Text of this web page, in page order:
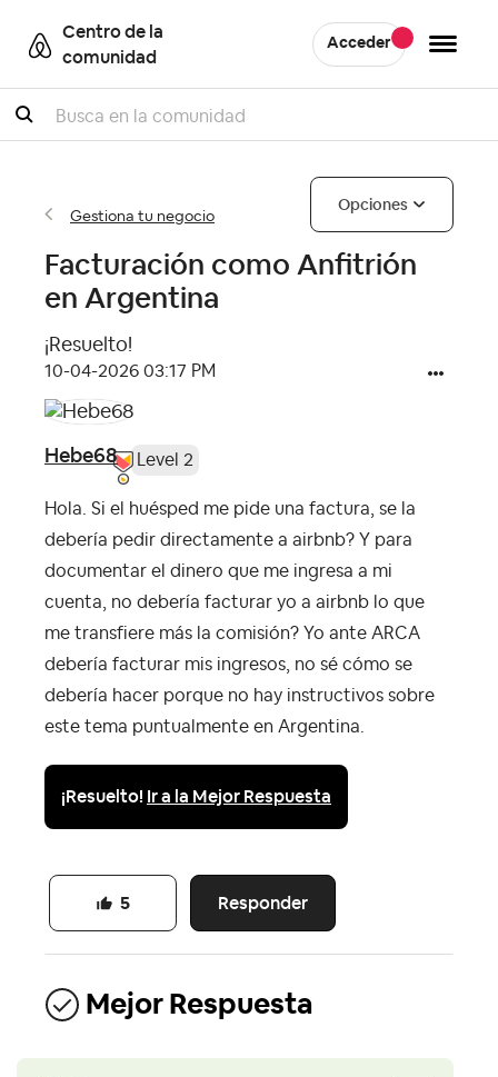
Centro de la
comunidad
Acceder
Buscar
Gestiona tu negocio
Opciones
Facturación como Anfitrión
en Argentina
¡Resuelto!
‎10-04-2026 03:17 PM
Hebe68 Level 2
Hola. Si el huésped me pide una factura, se la
debería pedir directamente a airbnb? Y para
documentar el dinero que me ingresa a mi
cuenta, no debería facturar yo a airbnb lo que
me transfiere más la comisión? Yo ante ARCA
debería facturar mis ingresos, no sé cómo se
debería hacer porque no hay instructivos sobre
este tema puntualmente en Argentina.
¡Resuelto! Ir a la Mejor Respuesta
Responder
5
Mejor Respuesta